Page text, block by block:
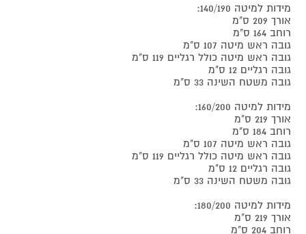
מידות למיטה 140/190:
אורך 209 ס"מ
רוחב 164 ס"מ
גובה ראש מיטה 107 ס"מ
גובה ראש מיטה כולל רגליים 119 ס"מ
גובה רגליים 12 ס"מ
גובה משטח השינה 33 ס"מ
מידות למיטה 160/200:
אורך 219 ס"מ
רוחב 184 ס"מ
גובה ראש מיטה 107 ס"מ
גובה ראש מיטה כולל רגליים 119 ס"מ
גובה רגליים 12 ס"מ
גובה משטח השינה 33 ס"מ
מידות למיטה 180/200:
אורך 219 ס"מ
רוחב 204 ס"מ